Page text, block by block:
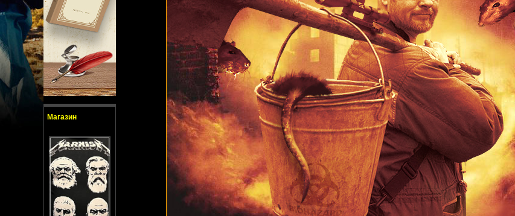
Магазин